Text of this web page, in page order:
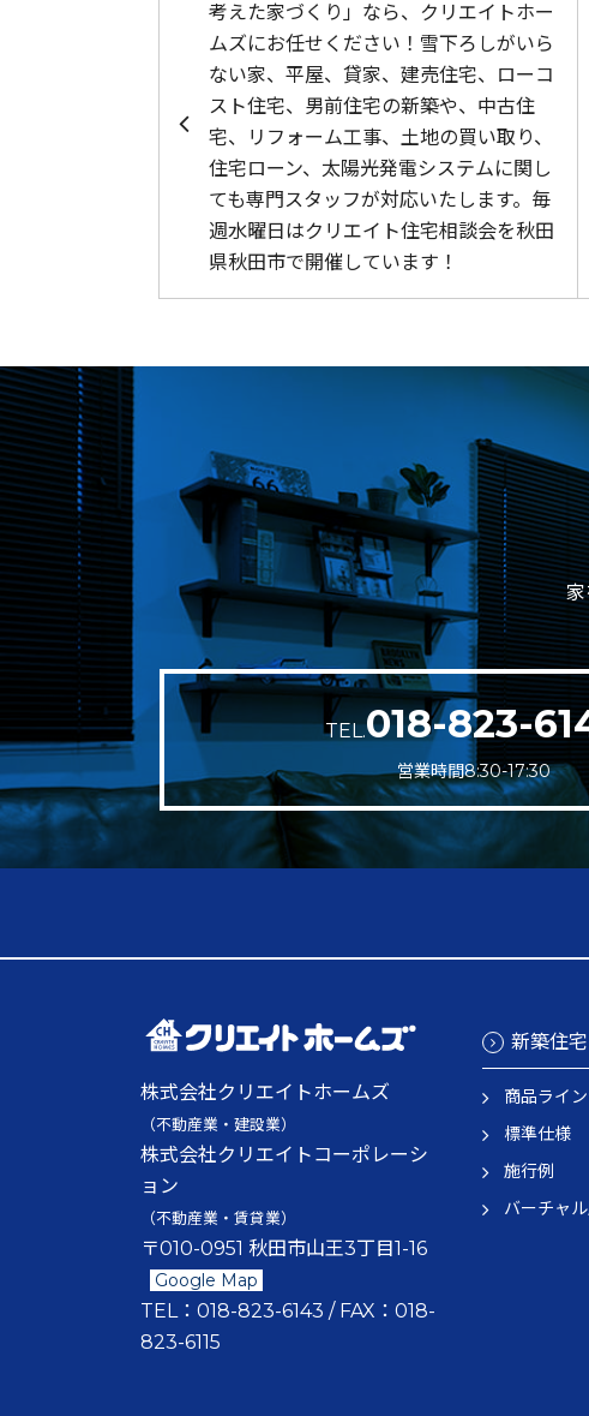
考えた家づくり」なら、クリエイトホー
ムズにお任せください！雪下ろしがいら
ない家、平屋、貸家、建売住宅、ローコ
スト住宅、男前住宅の新築や、中古住
宅、リフォーム工事、土地の買い取り、
住宅ローン、太陽光発電システムに関し
ても専門スタッフが対応いたします。毎
週水曜日はクリエイト住宅相談会を秋田
県秋田市で開催しています！
TEL.018-823-
営業時間8:30-17:30
株式会社クリエイトホームズ
（不動産業・建設業）
株式会社クリエイトコーポレーシ
ョン
（不動産業・賃貸業）
〒010-0951 秋田市山王3丁目1-16
Google Map
TEL： 018-823-6143 / FAX： 018-
823-6115
新築住宅
商品ライ
標準仕様
施行例
バーチャ